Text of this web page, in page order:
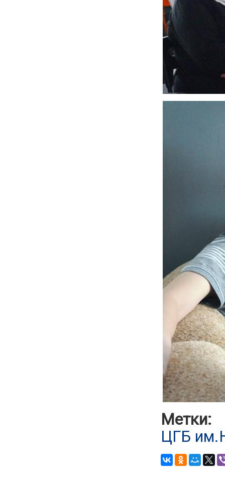
Метки:
ЦГБ